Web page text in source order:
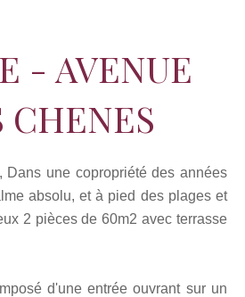
- AVENUE
CHENES
Dans une copropriété des années
absolu, et à pied des plages et
2 pièces de 60m2 avec terrasse
d'une entrée ouvrant sur un